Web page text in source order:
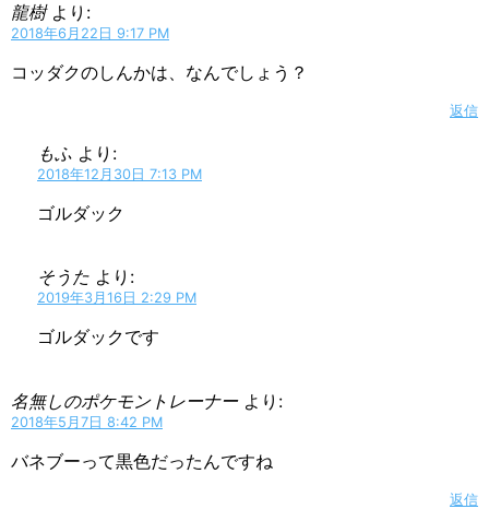
龍樹 より:
2018年6月22日 9:17 PM
コッダクのしんかは、なんでしょう？
返信
もふ より:
2018年12月30日 7:13 PM
ゴルダック
そうた より:
2019年3月16日 2:29 PM
ゴルダックです
名無しのポケモントレーナー より:
2018年5月7日 8:42 PM
バネブーって黒色だったんですね
返信